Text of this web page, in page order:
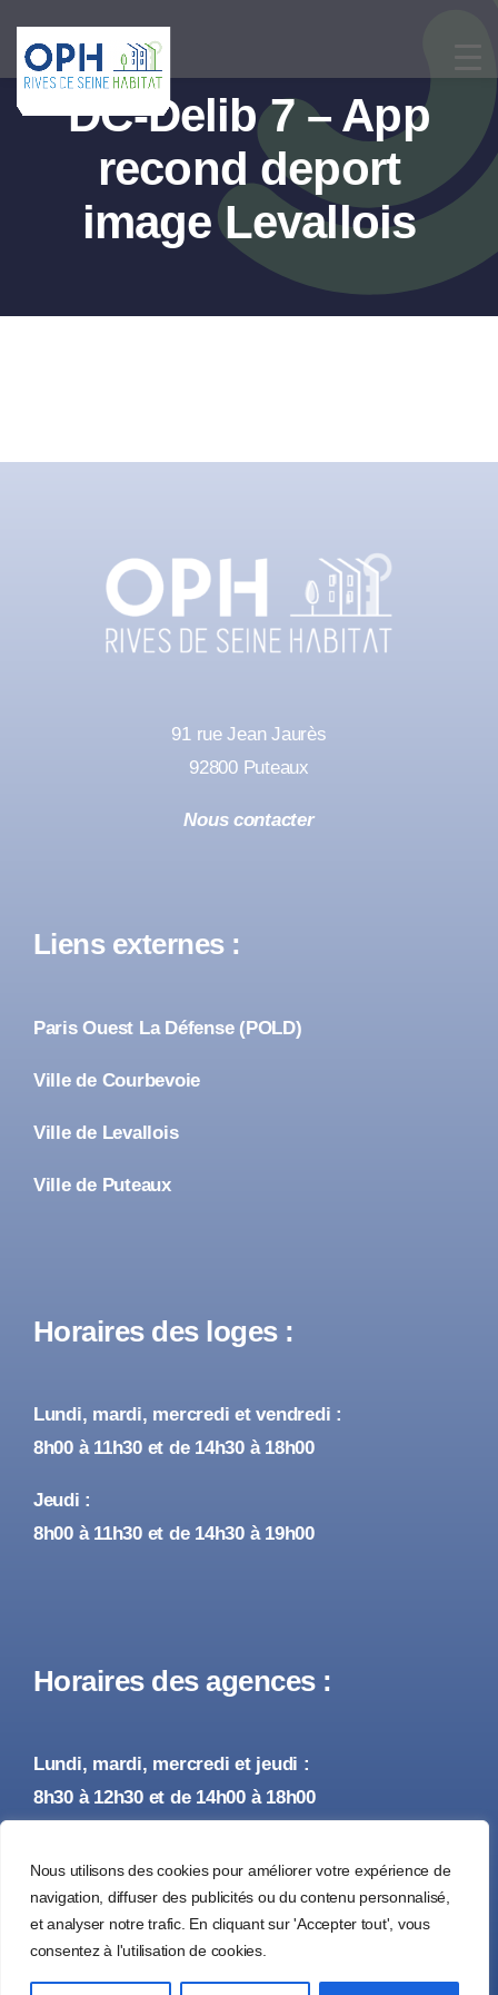
Nous utilisons des cookies pour améliorer votre expérience de
navigation, diffuser des publicités ou du contenu personnalisé,
et analyser notre trafic. En cliquant sur 'Accepter tout', vous
consentez à l'utilisation de cookies.
contenu
DC-Delib 7 – App
recond deport
image Levallois
91 rue Jean Jaurès
92800 Puteaux
Nous contacter
Liens externes :
Paris Ouest La Défense (POLD)
Ville de Courbevoie
Ville de Levallois
Ville de Puteaux
Horaires des loges :
Lundi, mardi, mercredi et vendredi :
8h00 à 11h30 et de 14h30 à 18h00
Jeudi :
8h00 à 11h30 et de 14h30 à 19h00
Horaires des agences :
Lundi, mardi, mercredi et jeudi :
8h30 à 12h30 et de 14h00 à 18h00
8h30 à 12h30 et de 14h00 à 17h00
© 2026 • Tous droits réservés •Mentions Légales